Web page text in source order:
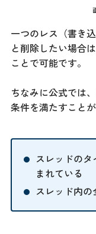
一つのレス（書き
と削除したい場合
ことで可能です。
ちなみに公式では
条件を満たすこと
スレッドの
まれている
スレッド内